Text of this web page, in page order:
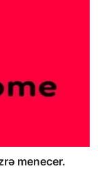
menecer.